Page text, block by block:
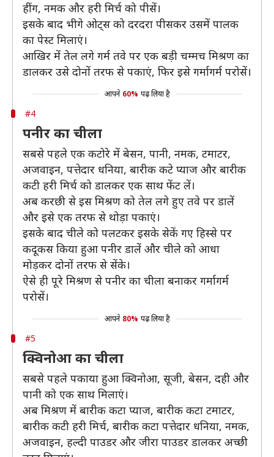
हींग, नमक और हरी मिर्च को पीसें।
इसके बाद भीगे ओट्स को दरदरा पीसकर उसमें पालक
का पेस्ट मिलाएं।
आखिर में तेल लगे गर्म तवे पर एक बड़ी चम्मच मिश्रण का
डालकर उसे दोनों तरफ से पकाएं, फिर इसे गर्मागर्म परोसें।
आपने 60% पढ़ लिया है
#4
पनीर का चीला
सबसे पहले एक कटोरे में बेसन, पानी, नमक, टमाटर,
अजवाइन, पत्तेदार धनिया, बारीक कटे प्याज और बारीक
कटी हरी मिर्च को डालकर एक साथ फेंट लें।
अब करछी से इस मिश्रण को तेल लगे हुए तवे पर डालें
और इसे एक तरफ से थोड़ा पकाएं।
इसके बाद चीले को पलटकर इसके सेकें गए हिस्से पर
कदूकस किया हुआ पनीर डालें और चीले को आधा
मोड़कर दोनों तरफ से सेंके।
ऐसे ही पूरे मिश्रण से पनीर का चीला बनाकर गर्मागर्म
परोसें।
आपने 80% पढ़ लिया है
#5
क्विनोआ का चीला
सबसे पहले पकाया हुआ क्विनोआ, सूजी, बेसन, दही और
पानी को एक साथ मिलाएं।
अब मिश्रण में बारीक कटा प्याज, बारीक कटा टमाटर,
बारीक कटी हरी मिर्च, बारीक कटा पत्तेदार धनिया, नमक,
अजवाइन, हल्दी पाउडर और जीरा पाउडर डालकर अच्छी